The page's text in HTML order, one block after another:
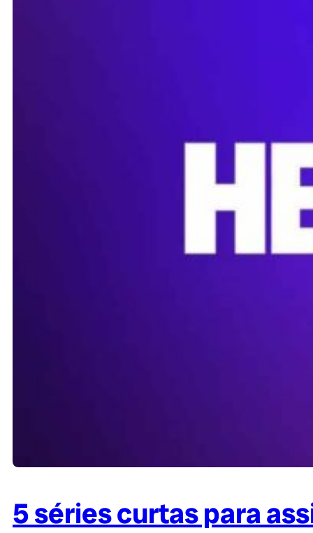
5 séries curtas para